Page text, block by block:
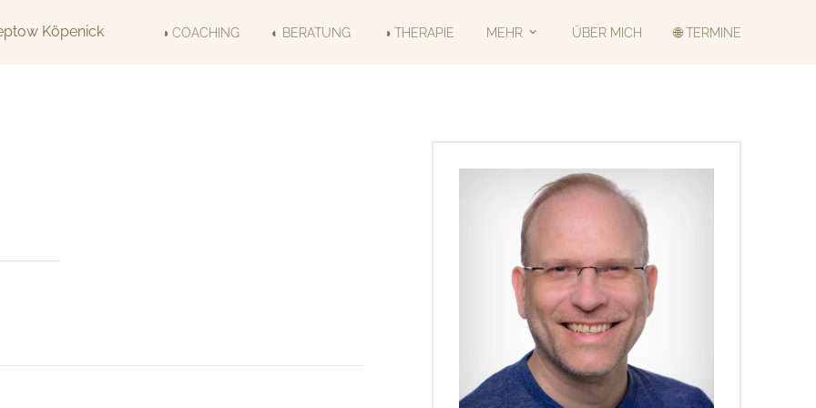
◑ COACHING ◐ BERATUNG ◑ THERAPIE MEHR ÜBER MICH 🌐 TERMINE